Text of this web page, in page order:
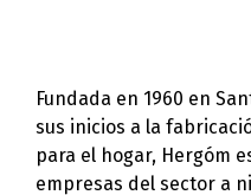
Fundada en 1960 en
sus inicios a la
para el hogar, Hergóm
empresas del sector a